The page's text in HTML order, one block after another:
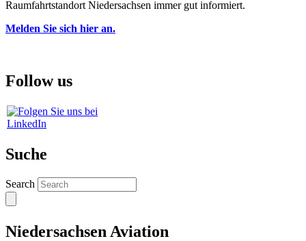
Raumfahrtstandort Niedersachsen immer gut informiert.
Melden Sie sich hier an.
Follow us
Suche
Search
Niedersachsen Aviation